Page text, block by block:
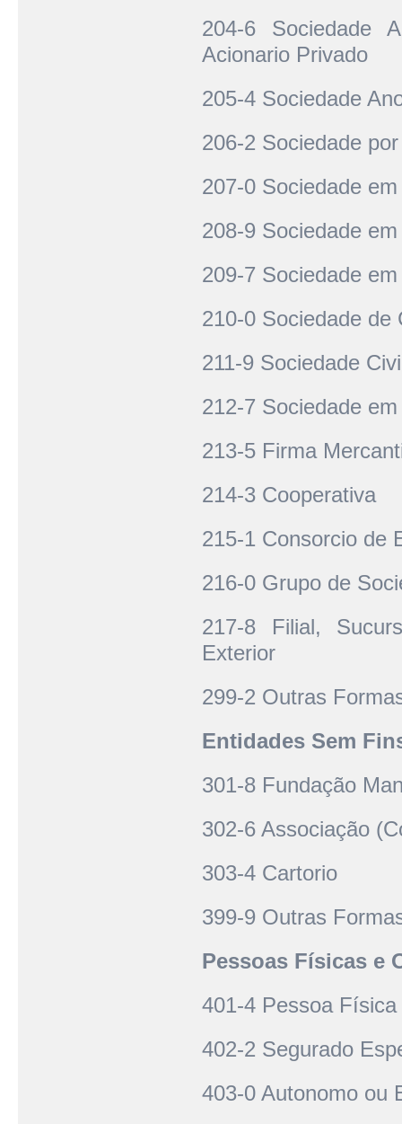
204-6 Sociedade
Acionario Privado
205-4 Sociedade
206-2 Sociedade
207-0 Sociedade
208-9 Sociedade
209-7 Sociedade
210-0 Sociedade de
211-9 Sociedade
212-7 Sociedade
213-5 Firma
214-3 Cooperativa
215-1 Consorcio de
216-0 Grupo de
217-8 Filial,
Exterior
299-2 Outras
Entidades Sem
301-8 Fundação
302-6 Associação
303-4 Cartorio
399-9 Outras
Pessoas Físicas e
401-4 Pessoa
402-2 Segurado
403-0 Autonomo ou